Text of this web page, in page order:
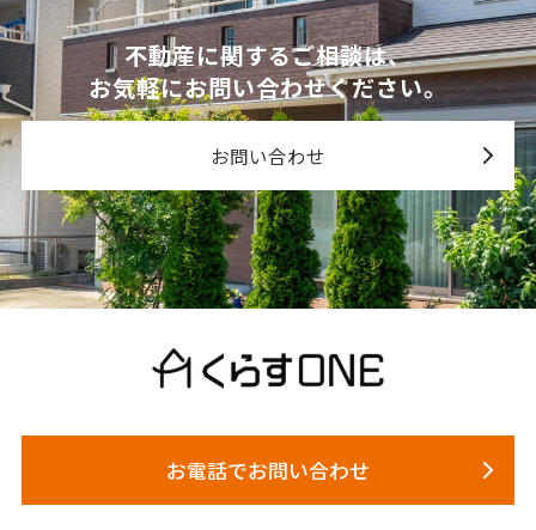
不動産に関するご相談は、
お気軽にお問い合わせください。
お問い合わせ
お電話でお問い合わせ